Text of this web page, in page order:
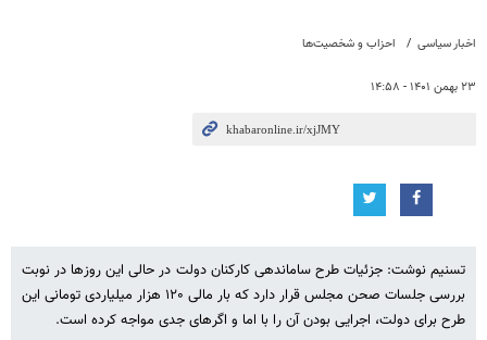
اخبار سیاسی احزاب و شخصیت‌ها
۲۳ بهمن ۱۴۰۱ - ۱۴:۵۸
تسنیم نوشت: جزئیات طرح ساماندهی کارکنان دولت در حالی این روزها در نوبت
بررسی جلسات صحن مجلس قرار دارد که بار مالی ۱۲۰ هزار میلیاردی تومانی این
طرح برای دولت، اجرایی بودن آن را با اما و اگرهای جدی مواجه کرده است.